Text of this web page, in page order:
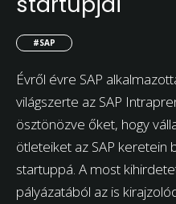
#SAP
Évről évre SAP
világszerte az SAP
ösztönözve őket, hogy
ötleteiket az SAP keretein
startuppá. A most
pályázatából az is